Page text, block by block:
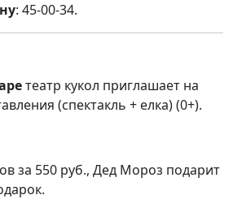
: 45-00-34.
театр кукол приглашает на
(спектакль + елка) (0+).
за 550 руб., Дед Мороз подарит